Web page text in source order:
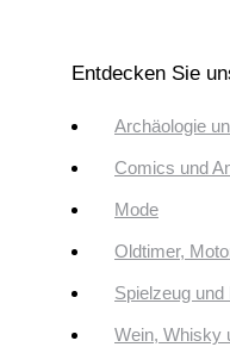
Entdecken Sie
Archäologie
Comics und
Mode
Oldtimer,
Spielzeug und
Wein, Whisky